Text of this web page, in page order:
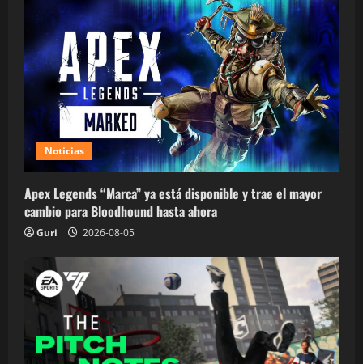
Noticias
Apex Legends “Marca” ya está disponible y trae el mayor
cambio para Bloodhound hasta ahora
Guri 2026-08-05